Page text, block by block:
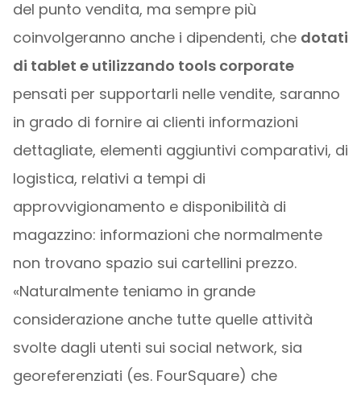
del punto vendita, ma sempre più
coinvolgeranno anche i dipendenti, che dotati
di tablet e utilizzando tools corporate
pensati per supportarli nelle vendite, saranno
in grado di fornire ai clienti informazioni
dettagliate, elementi aggiuntivi comparativi, di
logistica, relativi a tempi di
approvvigionamento e disponibilità di
magazzino: informazioni che normalmente
non trovano spazio sui cartellini prezzo.
«Naturalmente teniamo in grande
considerazione anche tutte quelle attività
svolte dagli utenti sui social network, sia
georeferenziati (es. FourSquare) che